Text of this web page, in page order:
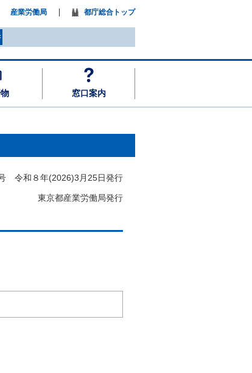
窓口案内
産業労働局 都庁総合トップ
月25日発行
局発行